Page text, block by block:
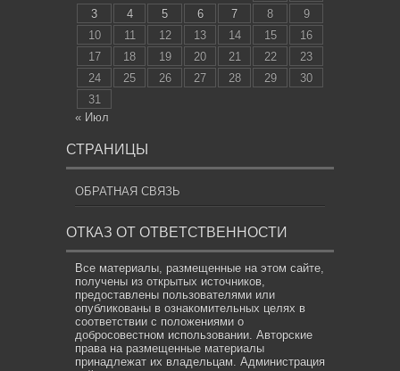
3
4 5 6 7 8
9
10
11 12 13 14 15
16
17
18 19 20 21 22
23
24
25 26 27 28 29
30
31
« Июл
СТРАНИЦЫ
ОБРАТНАЯ СВЯЗЬ
ОТКАЗ ОТ ОТВЕТСТВЕННОСТИ
Все материалы, размещенные на этом сайте,
получены из открытых источников,
предоставлены пользователями или
опубликованы в ознакомительных целях в
соответствии с положениями о
добросовестном использовании. Авторские
права на размещенные материалы
принадлежат их владельцам. Администрация